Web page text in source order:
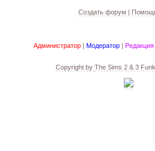
Создать форум |
Администратор | Модератор | Редакция
Copyright by The Sims 2 & 3